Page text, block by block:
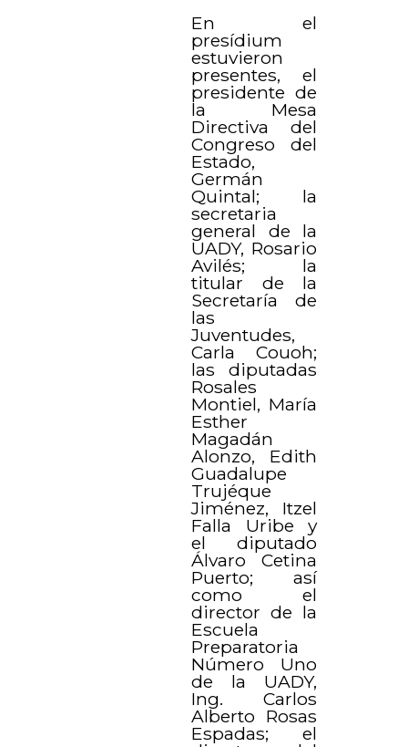
En el
presídium
estuvieron
presentes, el
presidente de
la Mesa
Directiva del
Congreso del
Estado,
Germán
Quintal; la
secretaria
general de la
UADY, Rosario
Avilés; la
titular de la
Secretaría de
las
Juventudes,
Carla Couoh;
las diputadas
Rosales
Montiel, María
Esther
Magadán
Alonzo, Edith
Guadalupe
Trujéque
Jiménez, Itzel
Falla Uribe y
el diputado
Álvaro Cetina
Puerto; así
como el
director de la
Escuela
Preparatoria
Número Uno
de la UADY,
Ing. Carlos
Alberto Rosas
Espadas; el